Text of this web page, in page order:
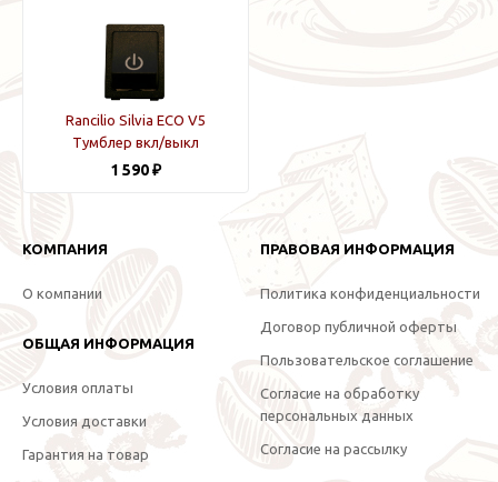
Rancilio Silvia ECO V5
Тумблер вкл/выкл
1 590 ₽
КОМПАНИЯ
О компании
ОБЩАЯ ИНФОРМАЦИЯ
Условия оплаты
Условия доставки
Гарантия на товар
ПРАВОВАЯ ИНФОРМАЦИЯ
Политика конфиденциальности
Договор публичной оферты
Пользовательское соглашение
Согласие на обработку
персональных данных
Согласие на рассылку